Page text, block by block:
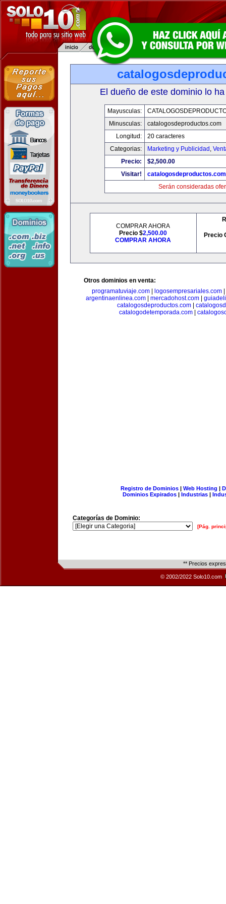
El dueño de este dominio lo
Mayusculas:
Minusculas:
catalogosdeproductos.com
Longitud:
20 caracteres
Categorias:
Marketing y Publicidad ,
Precio:
$2,500.00
Visitar!
catalogosdeproductos.com
Serán consideradas
COMPRAR AHORA
Precio $2,500.00
COMPRAR AHORA
Precio
Otros dominios en venta:
programatuviaje.com| logosempresariales.com|
argentinaenlinea.com| mercadohost.com|
catalogosdeproductos.com
catalogodetemporada.com
Registro de Dominios| Web Hosting |
Dominios Expirados | Industrias |
Categorías de Dominio:
[Pág.
** Precios
© 2002/2022 Solo10.com